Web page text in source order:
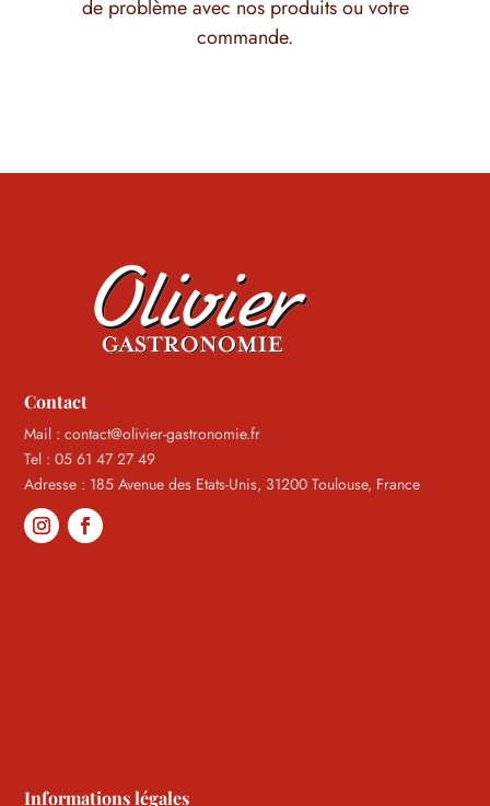
de problème avec nos produits ou votre
commande.
Contact
Mail : contact@olivier-gastronomie.fr
Tel : 05 61 47 27 49
Adresse : 185 Avenue des Etats-Unis, 31200 Toulouse, France
Informations légales